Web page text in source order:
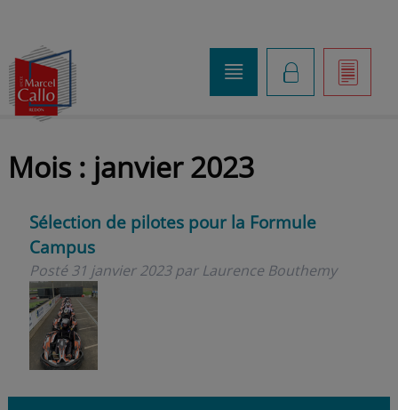
]
K
o
Mois : janvier 2023
Sélection de pilotes pour la Formule
Campus
Posté 31 janvier 2023 par Laurence Bouthemy